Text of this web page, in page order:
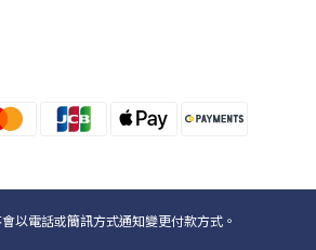
以電話或簡訊方式通知變更付款方式。